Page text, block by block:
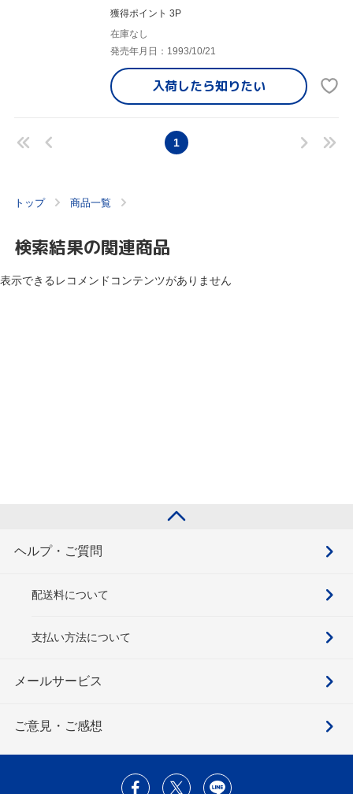
獲得ポイント 3P
在庫なし
発売年月日：1993/10/21
入荷したら知りたい
1
トップ 商品一覧
検索結果の関連商品
表示できるレコメンドコンテンツがありません
ヘルプ・ご質問
配送料について
支払い方法について
メールサービス
ご意見・ご感想